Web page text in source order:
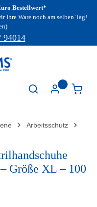
Bestellwert*
Ihre Ware noch am selben Tag!
94014
Arbeitsschutz
Größe XL – 100